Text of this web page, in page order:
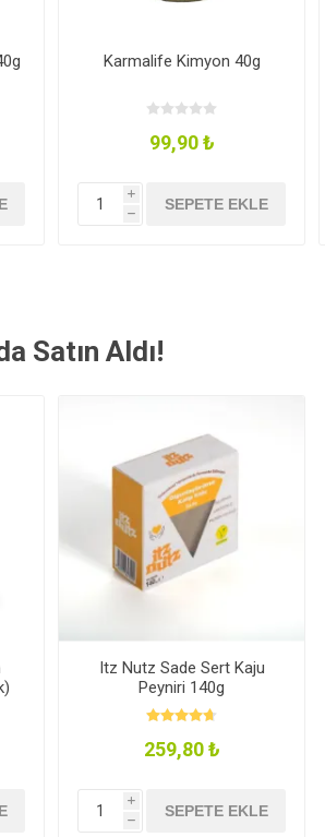
Karmalife Kimyon 40g
99,90 ₺
i
h
SEPETE EKLE
Satın Aldı!
Itz Nutz Sade Sert Kaju
Peyniri 140g
259,80 ₺
i
h
SEPETE EKLE